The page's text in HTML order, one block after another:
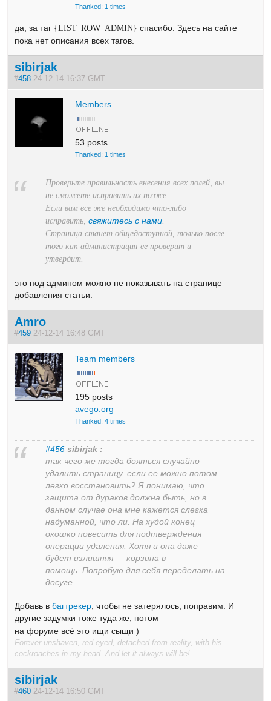
Thanked: 1 times
да, за таг {LIST_ROW_ADMIN}спасибо. Здесь на сайте
пока нет описания всех тагов.
sibirjak
#458 24-12-14 16:37 GMT
Members
53 posts
Thanked: 1 times
Проверьте правильность внесения всех полей, вы
не сможете исправить их позже.
Если вам все же необходимо что-либо
исправить,свяжитесь с нами.
Страница станет общедоступной, только после
того как администрация ее проверит и
утвердит.
это под админом можно не показывать на странице
добавления статьи.
Amro
#459 24-12-14 16:48 GMT
Team members
195 posts
avego.org
Thanked: 4 times
#456 sibirjak :
так чего же тогда бояться случайно
удалить страницу, если ее можно потом
легко восстановить? Я понимаю, что
защита от дураков должна быть, но в
данном случае она мне кажется слегка
надуманной, что ли. На худой конец
окошко повесить для подтверждения
операции удаления. Хотя и она даже
будет излишняя — корзина в
помощь. Попробую для себя переделать на
досуге.
Добавь вбагтрекер , чтобы не затерялось, поправим. И
другие задумки тоже туда же, потом
на форуме всё это ищи сыщи )
Forever unshaven, red-eyed, detached from reality, with his
cockroaches in my head. And let it always will be!
sibirjak
#460 24-12-14 16:50 GMT